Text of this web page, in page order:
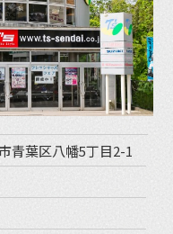
青葉区八幡5丁目2-1